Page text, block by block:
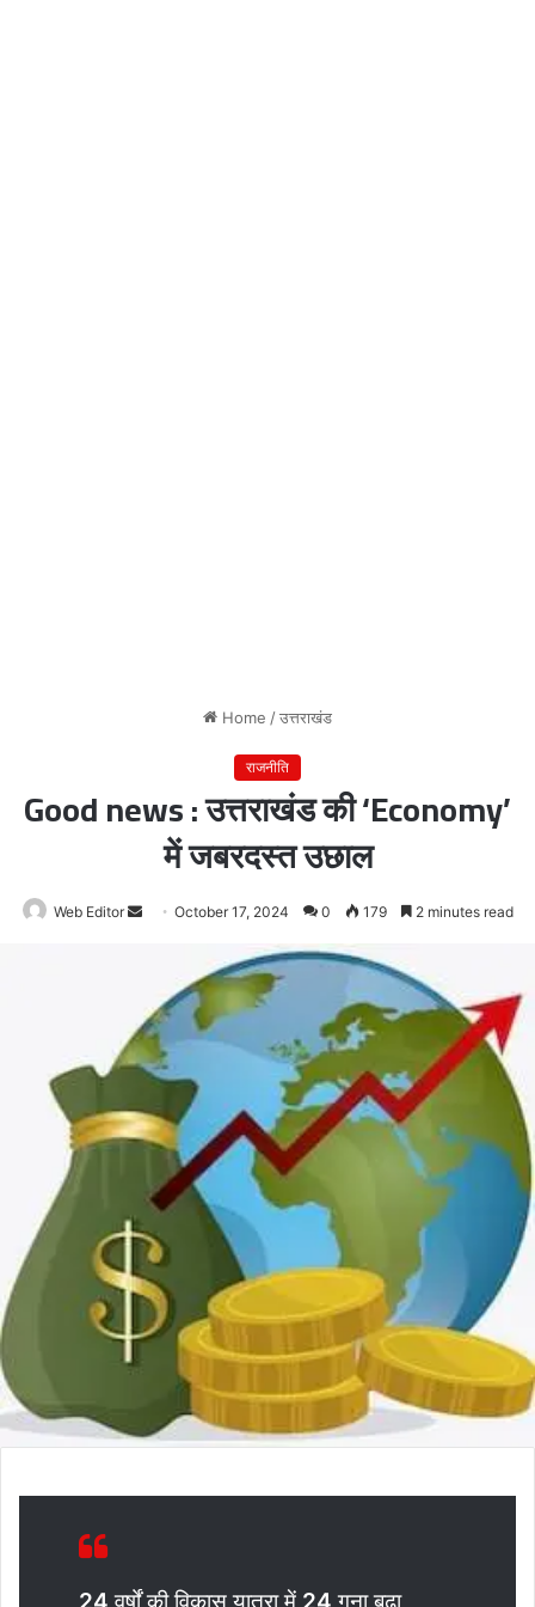
Home /उत्तराखंड
राजनीति
Good news : उत्तराखंड की ‘Economy’
में जबरदस्त उछाल
Web Editor
SendOctober 17, 2024 0 179 2 minutes read
24 वर्षों की विकास यात्रा में 24 गुना बढ़ा